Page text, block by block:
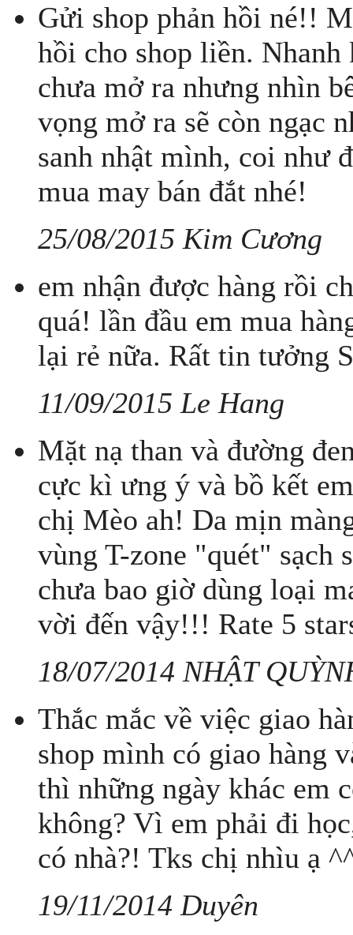
Gửi shop phản hồi né!!
hồi cho shop liền.
chưa mở ra nhưng nhìn
vọng mở ra sẽ còn ngạc
sanh nhật mình, coi như
mua may bán đắt nhé!
25/08/2015 Kim Cương
em nhận được hàng rồi
quá! lần đầu em mua
lại rẻ nữa. Rất tin tưởng
11/09/2015 Le Hang
Mặt nạ than và đường
cực kì ưng ý và bồ kết
chị Mèo ah! Da mịn
vùng T-zone "quét"
chưa bao giờ dùng loại
vời đến vậy!!! Rate 5
18/07/2014 NHẬT
Thắc mắc về việc giao
shop mình có giao hàng
thì những ngày khác em
không? Vì em phải đi
có nhà?! Tks chị nhìu ạ
19/11/2014 Duyên